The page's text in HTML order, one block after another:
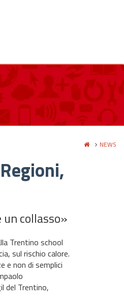
NEWS
collasso»
Trentino school
sul rischio calore.
e non di semplici
del Trentino,